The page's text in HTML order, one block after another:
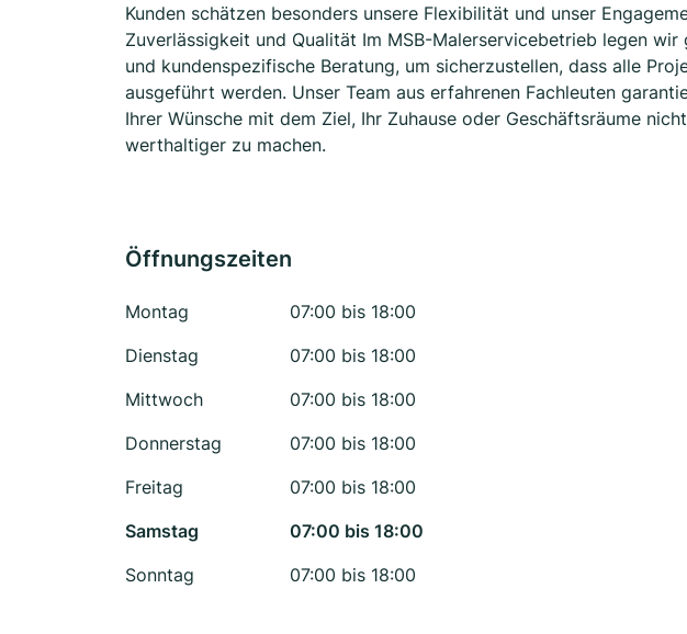
Kunden schätzen besonders unsere Flexibilität und unser
Zuverlässigkeit und Qualität Im MSB-Malerservicebetrieb legen
und kundenspezifische Beratung, um sicherzustellen, dass alle
ausgeführt werden. Unser Team aus erfahrenen Fachleuten
Ihrer Wünsche mit dem Ziel, Ihr Zuhause oder Geschäftsräume
werthaltiger zu machen.
Öffnungszeiten
Montag
07:00 bis 18:00
Dienstag
07:00 bis 18:00
Mittwoch
07:00 bis 18:00
Donnerstag
07:00 bis 18:00
Freitag
07:00 bis 18:00
Samstag
07:00 bis 18:00
Sonntag
07:00 bis 18:00